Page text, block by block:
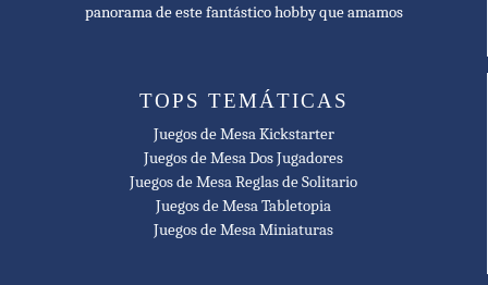
Jogo do Ano Nominee
Meeples' Choice Winner
Swiss Gamers Award Nominee
panorama de este fantástico hobby que amamos
TOPS TEMÁTICAS
Juegos de Mesa Kickstarter
Juegos de Mesa Dos Jugadores
Juegos de Mesa Reglas de Solitario
Juegos de Mesa Tabletopia
Juegos de Mesa Miniaturas